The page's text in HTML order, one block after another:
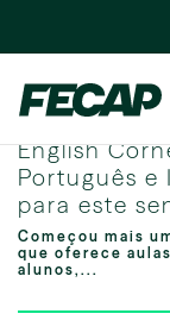
English
Português e
para este
Começou mais
que oferece
alunos,...